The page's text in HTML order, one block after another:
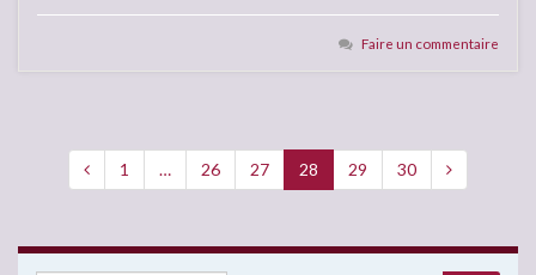
Faire un commentaire
1 … 26 27 28 29 30